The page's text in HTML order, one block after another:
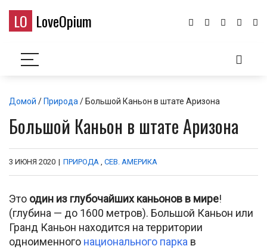
LO LoveOpium
Домой / Природа / Большой Каньон в штате Аризона
Большой Каньон в штате Аризона
3 ИЮНЯ 2020 | ПРИРОДА , СЕВ. АМЕРИКА
Это один из глубочайших каньонов в мире!
(глубина — до 1600 метров). Большой Каньон или
Гранд Каньон находится на территории
одноименного национального парка в